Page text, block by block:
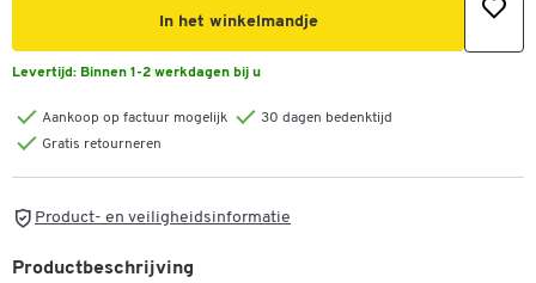
In het winkelmandje
Levertijd: Binnen 1-2 werkdagen bij u
Aankoop op factuur mogelijk
30 dagen bedenktijd
Gratis retourneren
Product- en veiligheidsinformatie
Productbeschrijving